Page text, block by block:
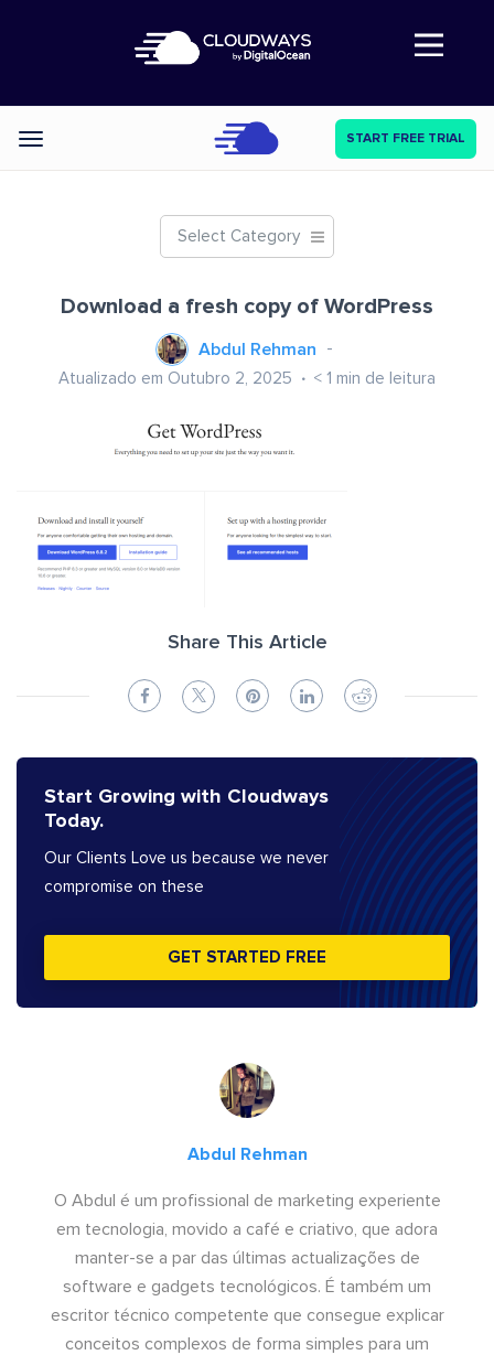
Abre a navegação
Categories START FREE TRIAL
Select Category
Download a fresh copy of WordPress
Abdul Rehman
Atualizado em Outubro 2, 2025 < 1 min de leitura
Share This Article
Start Growing with Cloudways
Today.
Our Clients Love us because we never
compromise on these
GET STARTED FREE
Abdul Rehman
O Abdul é um profissional de marketing experiente
em tecnologia, movido a café e criativo, que adora
manter-se a par das últimas actualizações de
software e gadgets tecnológicos. É também um
escritor técnico competente que consegue explicar
conceitos complexos de forma simples para um